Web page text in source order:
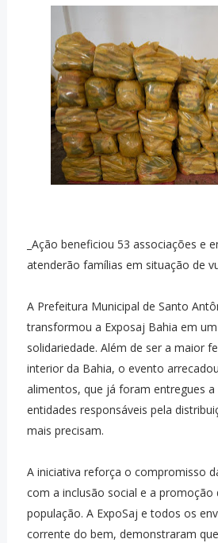
_Ação beneficiou 53 associações e
atenderão famílias em situação de
A Prefeitura Municipal de Santo
transformou a Exposaj Bahia em
solidariedade. Além de ser a maior
interior da Bahia, o evento
alimentos, que já foram entregues a
entidades responsáveis pela
mais precisam.
A iniciativa reforça o compromisso
com a inclusão social e a promoção
população. A ExpoSaj e todos os
corrente do bem, demonstraram